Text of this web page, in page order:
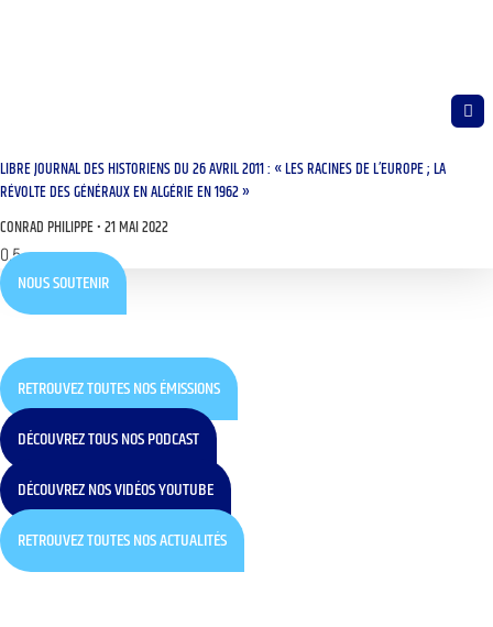
LIBRE JOURNAL DES HISTORIENS DU 26 AVRIL 2011 : « LES RACINES DE L’EUROPE ; LA
RÉVOLTE DES GÉNÉRAUX EN ALGÉRIE EN 1962 »
CONRAD PHILIPPE 21 MAI 2022
NOUS SOUTENIR
RETROUVEZ TOUTES NOS ÉMISSIONS
DÉCOUVREZ TOUS NOS PODCAST
DÉCOUVREZ NOS VIDÉOS YOUTUBE
RETROUVEZ TOUTES NOS ACTUALITÉS